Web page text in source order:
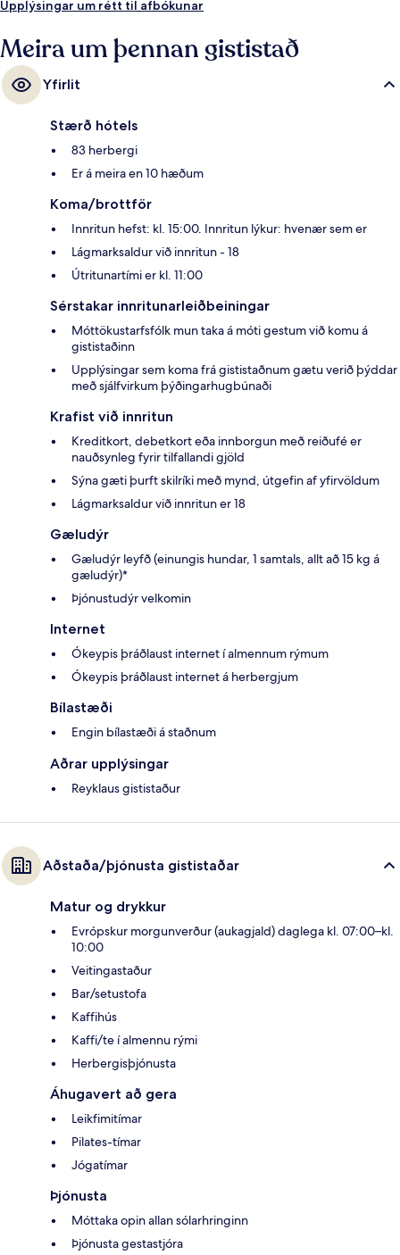
Upplýsingar um rétt til afbókunar
Meira um þennan gististað
Yfirlit
Stærð hótels
83 herbergi
Er á meira en 10 hæðum
Koma/brottför
Innritun hefst: kl. 15:00. Innritun lýkur: hvenær sem er
Lágmarksaldur við innritun - 18
Útritunartími er kl. 11:00
Sérstakar innritunarleiðbeiningar
Móttökustarfsfólk mun taka á móti gestum við komu á
gististaðinn
Upplýsingar sem koma frá gististaðnum gætu verið þýddar
með sjálfvirkum þýðingarhugbúnaði
Krafist við innritun
Kreditkort, debetkort eða innborgun með reiðufé er
nauðsynleg fyrir tilfallandi gjöld
Sýna gæti þurft skilríki með mynd, útgefin af yfirvöldum
Lágmarksaldur við innritun er 18
Gæludýr
Gæludýr leyfð (einungis hundar, 1 samtals, allt að 15 kg á
gæludýr)*
Þjónustudýr velkomin
Internet
Ókeypis þráðlaust internet í almennum rýmum
Ókeypis þráðlaust internet á herbergjum
Bílastæði
Engin bílastæði á staðnum
Aðrar upplýsingar
Reyklaus gististaður
Aðstaða/þjónusta gististaðar
Matur og drykkur
Evrópskur morgunverður (aukagjald) daglega kl. 07:00–kl.
10:00
Veitingastaður
Bar/setustofa
Kaffihús
Kaffi/te í almennu rými
Herbergisþjónusta
Áhugavert að gera
Leikfimitímar
Pilates-tímar
Jógatímar
Þjónusta
Móttaka opin allan sólarhringinn
Þjónusta gestastjóra